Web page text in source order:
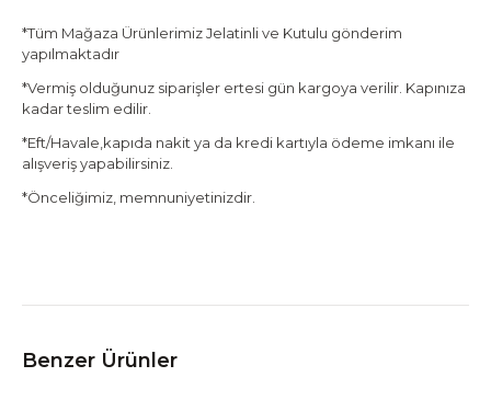
*Tüm Mağaza Ürünlerimiz Jelatinli ve Kutulu gönderim
yapılmaktadır
*Vermiş olduğunuz siparişler ertesi gün kargoya verilir. Kapınıza
kadar teslim edilir.
*Eft/Havale,kapıda nakit ya da kredi kartıyla ödeme imkanı ile
alışveriş yapabilirsiniz.
*Önceliğimiz, memnuniyetinizdir.
Benzer Ürünler